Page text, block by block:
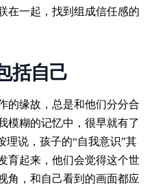
在一起，找到组成信任感的
括自己
的缘故，总是和他们分分合
模糊的记忆中，很早就有了
理说，孩子的“自我意识”其
育起来，他们会觉得这个世
角，和自己看到的画面都应